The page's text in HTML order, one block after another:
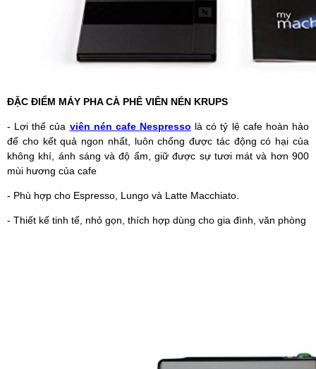
ĐẶC ĐIỂM MÁY PHA CÀ PHÊ VIÊN NÉN KRUPS
- Lợi thế của viên nén cafe Nespresso là có tỷ lệ cafe hoàn hảo
để cho kết quả ngon nhất, luôn chống được tác động có hại của
không khí, ánh sáng và độ ẩm, giữ được sự tươi mát và hơn 900
mùi hương của cafe
- Phù hợp cho Espresso, Lungo và Latte Macchiato.
- Thiết kế tinh tế, nhỏ gọn, thích hợp dùng cho gia đình, văn phòng